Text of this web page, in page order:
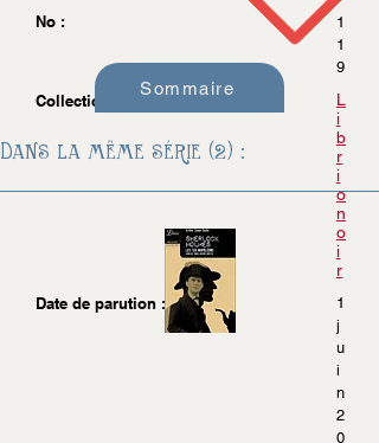
No :
1
1
9
Collection :
L
i
b
r
i
o
n
o
i
r
Date de parution :
1
j
u
i
n
2
0
Sommaire
Dans la même série (2) :